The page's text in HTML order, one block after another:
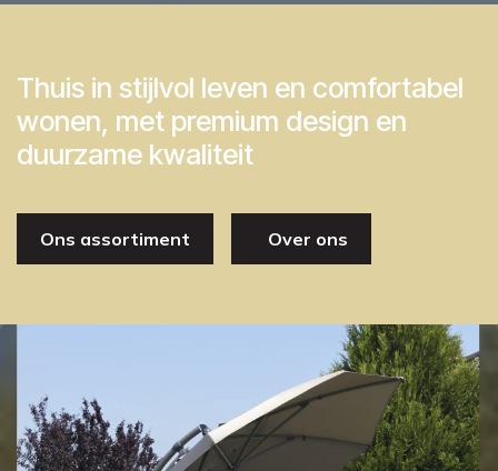
Thuis in stijlvol leven en comfortabel
wonen, met premium design en
duurzame kwaliteit
Ons assortiment Over ons